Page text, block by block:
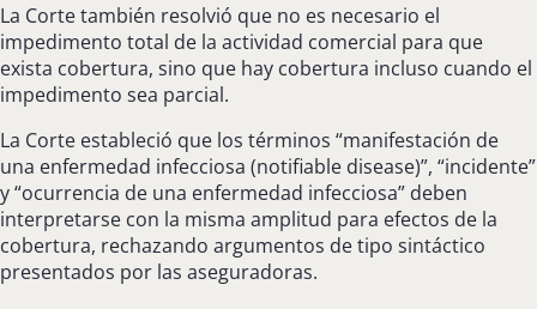
La Corte también resolvió que no es necesario el
impedimento total de la actividad comercial para que
exista cobertura, sino que hay cobertura incluso cuando el
impedimento sea parcial.
La Corte estableció que los términos “manifestación de
una enfermedad infecciosa (notifiable disease)”, “incidente”
y “ocurrencia de una enfermedad infecciosa” deben
interpretarse con la misma amplitud para efectos de la
cobertura, rechazando argumentos de tipo sintáctico
presentados por las aseguradoras.